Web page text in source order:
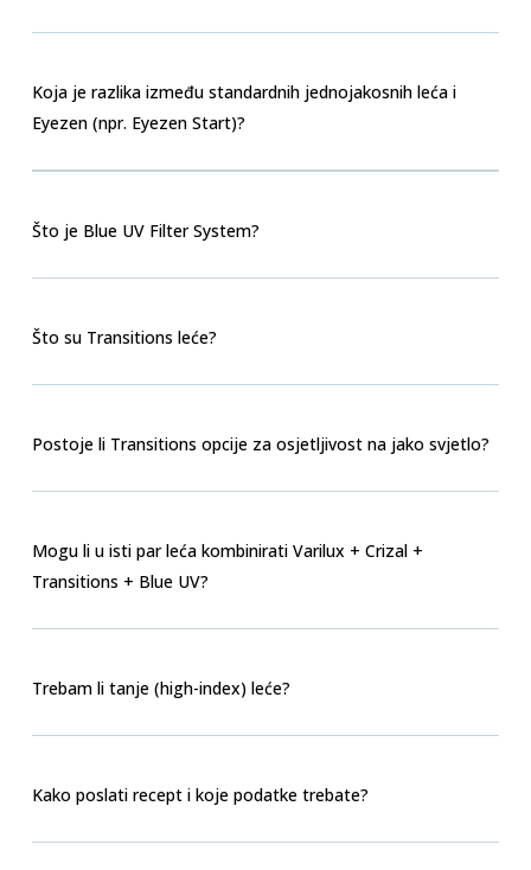
Koja je razlika između standardnih jednojakosnih leća i
Eyezen (npr. Eyezen Start)?
Što je Blue UV Filter System?
Što su Transitions leće?
Postoje li Transitions opcije za osjetljivost na jako svjetlo?
Mogu li u isti par leća kombinirati Varilux + Crizal +
Transitions + Blue UV?
Trebam li tanje (high-index) leće?
Kako poslati recept i koje podatke trebate?